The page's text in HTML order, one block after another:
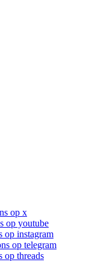
op x
op youtube
op instagram
op telegram
op threads